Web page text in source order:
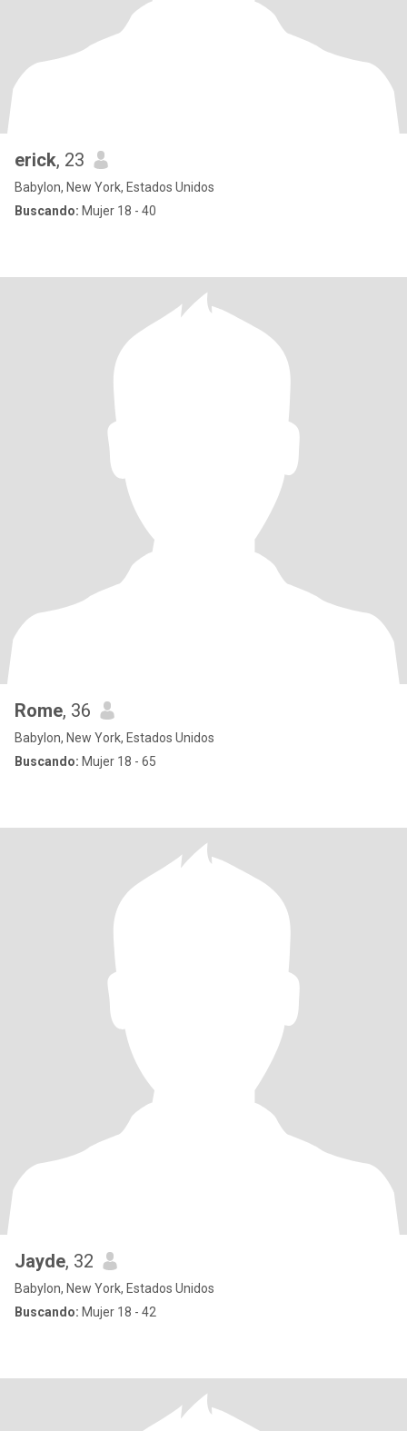
erick, 23
Babylon, New York, Estados Unidos
Buscando: Mujer 18 - 40
Rome, 36
Babylon, New York, Estados Unidos
Buscando: Mujer 18 - 65
Jayde, 32
Babylon, New York, Estados Unidos
Buscando: Mujer 18 - 42